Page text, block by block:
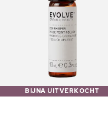
BIJNA UITVERKOCHT